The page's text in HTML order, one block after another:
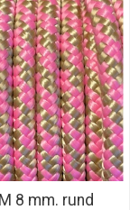
8 mm. rund